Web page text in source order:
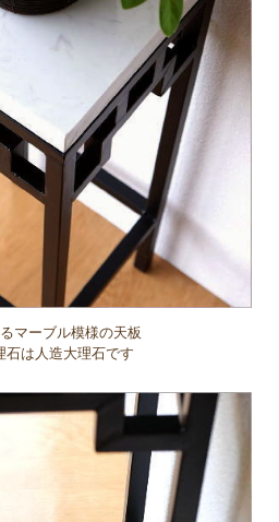
マーブル模様の天板
石は人造大理石です